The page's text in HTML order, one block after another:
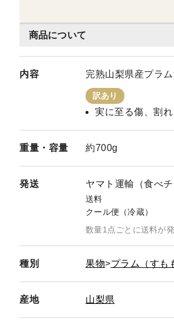
商品について
内容 完熟山梨県産プラ
訳あり
実に至る傷、割
重量・ 容量 約700g
発送 ヤマト運輸（食べチ
送料
クール便（冷蔵）
数量1点ごとに送料が発
種別 果物 プラム（すも
産地 山梨県